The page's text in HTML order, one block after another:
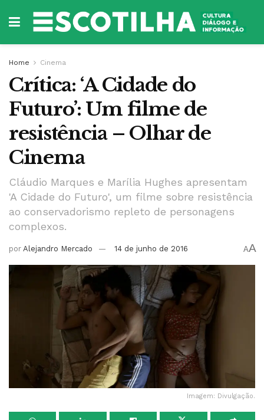
Home Cinema
Crítica: ‘A Cidade do
Futuro’: Um filme de
resistência – Olhar de
Cinema
Cláudio Marques e Marília Hughes apresentam
'A Cidade do Futuro', um filme sobre resistência
ao conservadorismo repleto de personagens
complexos.
por Alejandro Mercado 14 de junho de 2016 AA
Imagem: Divulgação.